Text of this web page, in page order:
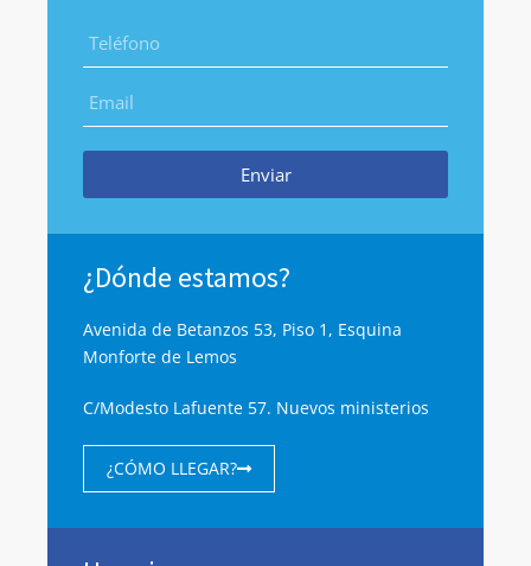
Enviar
¿Dónde estamos?
Avenida de Betanzos 53, Piso 1, Esquina
Monforte de Lemos
C/Modesto Lafuente 57. Nuevos ministerios
¿CÓMO LLEGAR?